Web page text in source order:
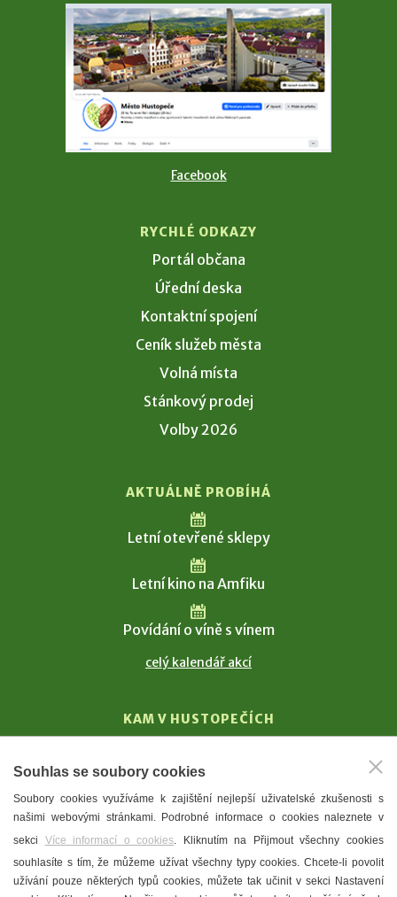
Facebook
RYCHLÉ ODKAZY
Portál občana
Úřední deska
Kontaktní spojení
Ceník služeb města
Volná místa
Stánkový prodej
Volby 2026
AKTUÁLNĚ PROBÍHÁ
Letní otevřené sklepy
Letní kino na Amfiku
Povídání o víně s vínem
celý kalendář akcí
KAM V HUSTOPEČÍCH
T. G. Masaryk
Mandloně
Ubytování
Restaurace
Městské muzeum a galerie
Souhlas se soubory cookies
Soubory cookies využíváme k zajištění nejlepší uživatelské zkušenosti s
našimi webovými stránkami. Podrobné informace o cookies naleznete v
sekci Více informací o cookies. Kliknutím na Přijmout všechny cookies
souhlasíte s tím, že můžeme užívat všechny typy cookies. Chcete-li povolit
užívání pouze některých typů cookies, můžete tak učinit v sekci Nastavení